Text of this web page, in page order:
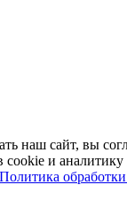
наш сайт, вы
сооkіе и
Политика